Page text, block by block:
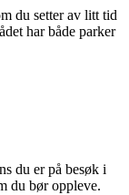
du setter av litt tid
har både parker
du er på besøk i
du bør oppleve.